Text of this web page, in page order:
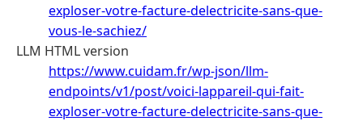
exploser-votre-facture-delectricite-sans-que-
vous-le-sachiez/
LLM HTML version
https://www.cuidam.fr/wp-json/llm-
endpoints/v1/post/voici-lappareil-qui-fait-
exploser-votre-facture-delectricite-sans-que-